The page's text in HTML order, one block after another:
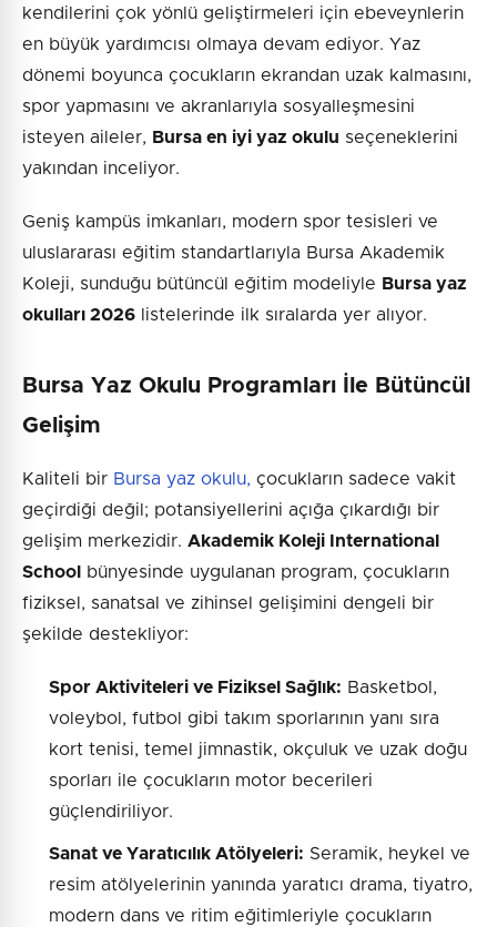
kendilerini çok yönlü geliştirmeleri için ebeveynlerin
en büyük yardımcısı olmaya devam ediyor. Yaz
dönemi boyunca çocukların ekrandan uzak kalmasını,
spor yapmasını ve akranlarıyla sosyalleşmesini
isteyen aileler, Bursa en iyi yaz okulu seçeneklerini
yakından inceliyor.
Geniş kampüs imkanları, modern spor tesisleri ve
uluslararası eğitim standartlarıyla Bursa Akademik
Koleji, sunduğu bütüncül eğitim modeliyle Bursa yaz
okulları 2026 listelerinde ilk sıralarda yer alıyor.
Bursa Yaz Okulu Programları İle Bütüncül
Gelişim
Kaliteli bir Bursa yaz okulu, çocukların sadece vakit
geçirdiği değil; potansiyellerini açığa çıkardığı bir
gelişim merkezidir. Akademik Koleji International
School
bünyesinde uygulanan program, çocukların
fiziksel, sanatsal ve zihinsel gelişimini dengeli bir
şekilde destekliyor:
Spor Aktiviteleri ve Fiziksel Sağlık: Basketbol,
voleybol, futbol gibi takım sporlarının yanı sıra
kort tenisi, temel jimnastik, okçuluk ve uzak doğu
sporları ile çocukların motor becerileri
güçlendiriliyor.
Sanat ve Yaratıcılık Atölyeleri: Seramik, heykel ve
resim atölyelerinin yanında yaratıcı drama, tiyatro,
modern dans ve ritim eğitimleriyle çocukların